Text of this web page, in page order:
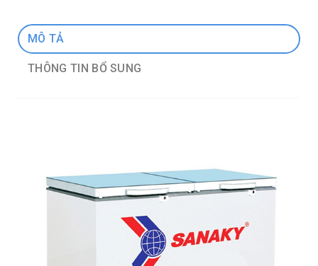
MÔ TẢ
THÔNG TIN BỔ SUNG